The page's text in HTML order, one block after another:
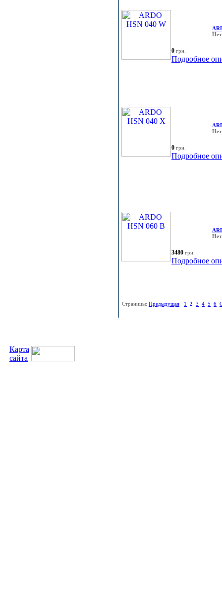
0 грн.
Подробное
0 грн.
Подробное
3480 грн.
Подробное
Страницы: Предыдущая 1 2 3 4 5 6
Карта
сайта